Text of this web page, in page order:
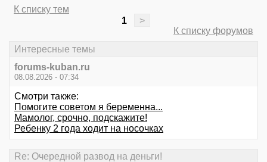
К списку тем
1
>
К списку форумов
Интересные темы
forums-kuban.ru
08.08.2026 - 07:34
Смотри также:
Помогите советом я беременна...
Мамолог, срочно, подскажите!
Ребенку 2 года ходит на носочках
Re: Очередной развод на деньги!